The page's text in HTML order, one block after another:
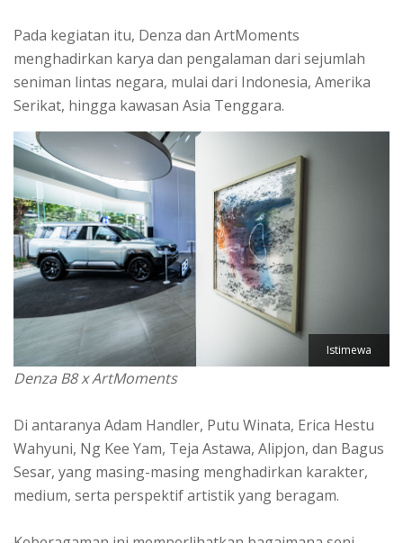
Pada kegiatan itu, Denza dan ArtMoments
menghadirkan karya dan pengalaman dari sejumlah
seniman lintas negara, mulai dari Indonesia, Amerika
Serikat, hingga kawasan Asia Tenggara.
Istimewa
Denza B8 x ArtMoments
Di antaranya Adam Handler, Putu Winata, Erica Hestu
Wahyuni, Ng Kee Yam, Teja Astawa, Alipjon, dan Bagus
Sesar, yang masing-masing menghadirkan karakter,
medium, serta perspektif artistik yang beragam.